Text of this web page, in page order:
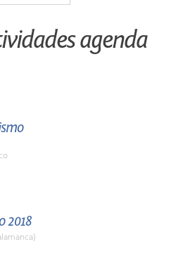
agenda
2018